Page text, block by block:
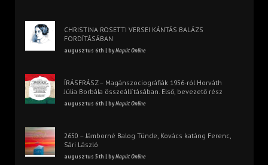
CHRISTINA ROSETTI VERSEI KÁNTÁS BALÁZS
FORDÍTÁSÁBAN
augusztus 6th | byNapút Online
ÍRÁSFRÁSZ – Magánszociográfiák 1956-ról Horváth
Júlia Borbála összeállításában. Első, bevezető rész
augusztus 6th | byNapút Online
2650 – Jámborné Balog Tünde, Kovács katáng Ferenc,
Sári László
augusztus 5th | byNapút Online